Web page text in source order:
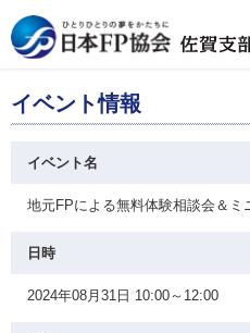
イベント情報
イベント名
地元FPによる無料体験相談会＆ミ
日時
2024年08月31日 10:00～12:00